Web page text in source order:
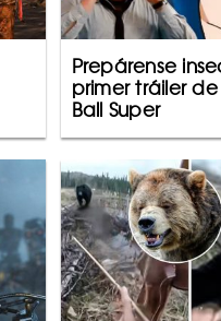
Prepárense
primer tráiler
Ball Super